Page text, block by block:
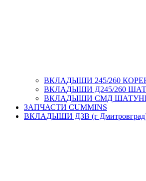
ВКЛАДЫШИ 245/260
ВКЛАДЫШИ Д245/260
ВКЛАДЫШИ СМД
ЗАПЧАСТИ CUMMINS
ВКЛАДЫШИ ДЗВ (г